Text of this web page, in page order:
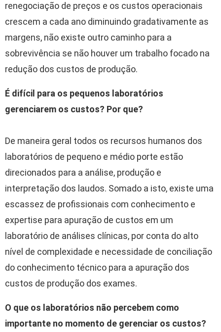
renegociação de preços e os custos operacionais
crescem a cada ano diminuindo gradativamente as
margens, não existe outro caminho para a
sobrevivência se não houver um trabalho focado na
redução dos custos de produção.
É difícil para os pequenos laboratórios
gerenciarem os custos? Por que?
De maneira geral todos os recursos humanos dos
laboratórios de pequeno e médio porte estão
direcionados para a análise, produção e
interpretação dos laudos. Somado a isto, existe uma
escassez de profissionais com conhecimento e
expertise para apuração de custos em um
laboratório de análises clínicas, por conta do alto
nível de complexidade e necessidade de conciliação
do conhecimento técnico para a apuração dos
custos de produção dos exames.
O que os laboratórios não percebem como
importante no momento de gerenciar os custos?